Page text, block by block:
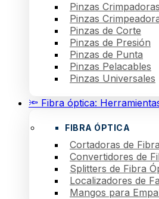
Pinzas Crimpadoras
Pinzas
Pinzas de Corte
Pinzas de Presión
Pinzas de Punta
Pinzas Pelacables
Pinzas Universales
🔦 Fibra óptica:
FIBRA ÓPTICA
Cortadoras de
Convertidores de
Splitters de Fibra
Localizadores de
Mangos para